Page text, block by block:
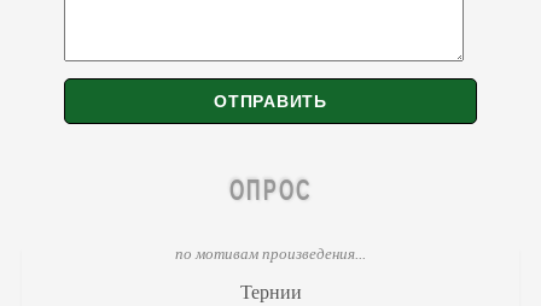
ОПРОС
по мотивам произведения...
Тернии